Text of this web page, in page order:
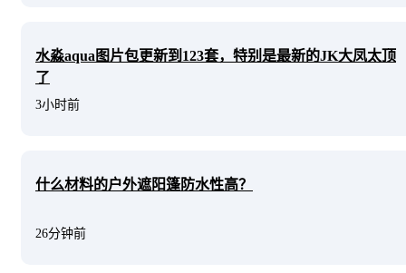
水淼aqua图片包更新到123套，特别是最新的JK大凤太顶
了
3小时前
什么材料的户外遮阳篷防水性高？
26分钟前